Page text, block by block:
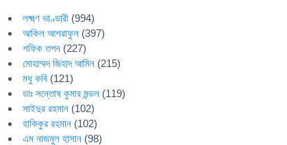
লক্ষ্মণ ভাণ্ডারী (994)
আকিল আশরাফুল (397)
শফিক তপন (227)
মোহাম্মদ জিহাদ আমিন (215)
মধু কবি (121)
ডাঃ সন্তোষ কুমার মন্ডল (119)
সাইদুর রহমান (102)
হাকিকুর রহমান (102)
এম নাজমুল হাসান (98)